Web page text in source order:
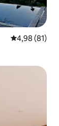
Средна
4,98 (81)